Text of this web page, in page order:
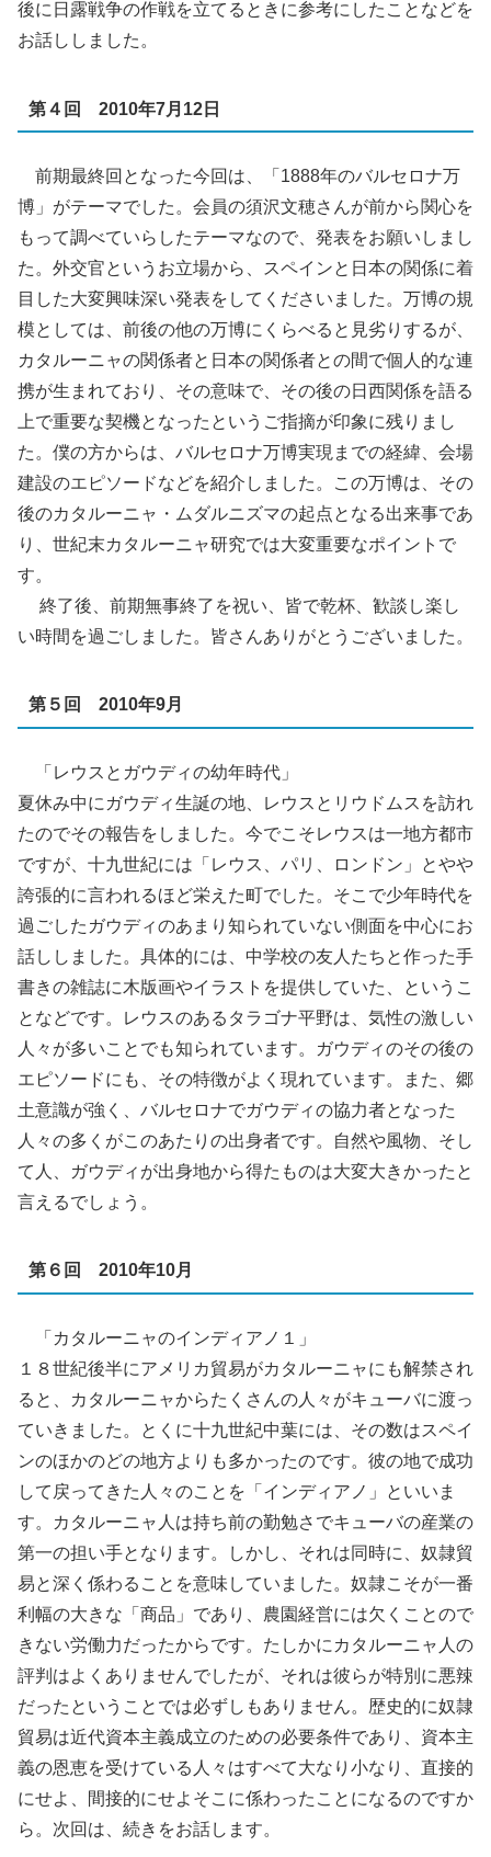
後に日露戦争の作戦を立てるときに参考にしたことなどを
お話ししました。
第４回 2010年7月12日
前期最終回となった今回は、「1888年のバルセロナ万
博」がテーマでした。会員の須沢文穂さんが前から関心を
もって調べていらしたテーマなので、発表をお願いしまし
た。外交官というお立場から、スペインと日本の関係に着
目した大変興味深い発表をしてくださいました。万博の規
模としては、前後の他の万博にくらべると見劣りするが、
カタルーニャの関係者と日本の関係者との間で個人的な連
携が生まれており、その意味で、その後の日西関係を語る
上で重要な契機となったというご指摘が印象に残りまし
た。僕の方からは、バルセロナ万博実現までの経緯、会場
建設のエピソードなどを紹介しました。この万博は、その
後のカタルーニャ・ムダルニズマの起点となる出来事であ
り、世紀末カタルーニャ研究では大変重要なポイントで
す。
終了後、前期無事終了を祝い、皆で乾杯、歓談し楽し
い時間を過ごしました。皆さんありがとうございました。
第５回 2010年9月
「レウスとガウディの幼年時代」
夏休み中にガウディ生誕の地、レウスとリウドムスを訪れ
たのでその報告をしました。今でこそレウスは一地方都市
ですが、十九世紀には「レウス、パリ、ロンドン」とやや
誇張的に言われるほど栄えた町でした。そこで少年時代を
過ごしたガウディのあまり知られていない側面を中心にお
話ししました。具体的には、中学校の友人たちと作った手
書きの雑誌に木版画やイラストを提供していた、というこ
となどです。レウスのあるタラゴナ平野は、気性の激しい
人々が多いことでも知られています。ガウディのその後の
エピソードにも、その特徴がよく現れています。また、郷
土意識が強く、バルセロナでガウディの協力者となった
人々の多くがこのあたりの出身者です。自然や風物、そし
て人、ガウディが出身地から得たものは大変大きかったと
言えるでしょう。
第６回 2010年10月
「カタルーニャのインディアノ１」
１８世紀後半にアメリカ貿易がカタルーニャにも解禁され
ると、カタルーニャからたくさんの人々がキューバに渡っ
ていきました。とくに十九世紀中葉には、その数はスペイ
ンのほかのどの地方よりも多かったのです。彼の地で成功
して戻ってきた人々のことを「インディアノ」といいま
す。カタルーニャ人は持ち前の勤勉さでキューバの産業の
第一の担い手となります。しかし、それは同時に、奴隷貿
易と深く係わることを意味していました。奴隷こそが一番
利幅の大きな「商品」であり、農園経営には欠くことので
きない労働力だったからです。たしかにカタルーニャ人の
評判はよくありませんでしたが、それは彼らが特別に悪辣
だったということでは必ずしもありません。歴史的に奴隷
貿易は近代資本主義成立のための必要条件であり、資本主
義の恩恵を受けている人々はすべて大なり小なり、直接的
にせよ、間接的にせよそこに係わったことになるのですか
ら。次回は、続きをお話します。